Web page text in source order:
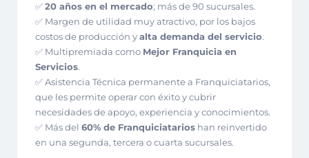
✅20 años en el mercado; más de 90 sucursales.
✅ Margen de utilidad muy atractivo, por los bajos
costos de producción yalta demanda del servicio.
✅ Multipremiada como Mejor Franquicia en
Servicios.
✅ Asistencia Técnica permanente a Franquiciatarios,
que les permite operar con éxito y cubrir
necesidades de apoyo, experiencia y conocimientos.
✅ Más del 60% de Franquiciatarios han reinvertido
en una segunda, tercera o cuarta sucursales.